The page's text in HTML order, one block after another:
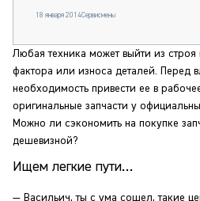
18 января 2014Сервисмены
Любая техника может выйти из строя
фактора или износа деталей. Перед
необходимость привести ее в
оригинальные запчасти у
Можно ли сэкономить на покупке
дешевизной?
Ищем легкие пути…
— Васильич, ты с ума сошел, такие